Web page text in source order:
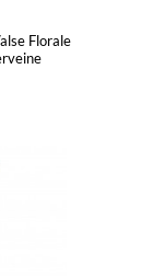
Florale